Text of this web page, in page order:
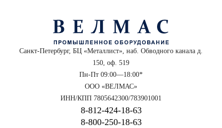
Санкт-Петербург, БЦ «Металлист», наб. Обводного канала д.
150, оф. 519
Пн-Пт 09:00—18:00*
ООО «ВЕЛМАС»
ИНН/КПП 7805642300/783901001
8‑812‑424‑18‑63
8‑800‑250‑18‑63